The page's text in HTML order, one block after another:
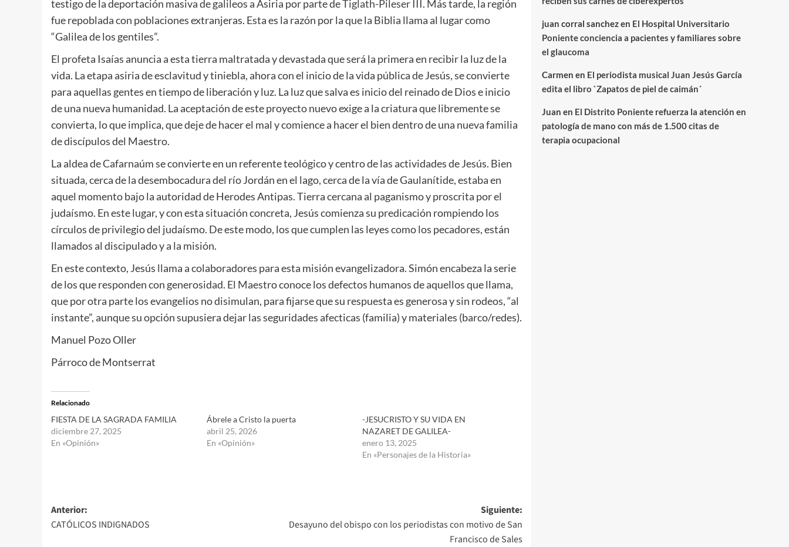
testigo de la deportación masiva de galileos a Asiria por parte deTiglath-Pileser III. Más tarde, la región
fue repoblada con poblaciones extranjeras. Esta es la razón por la que la Biblia llama al lugar como
“Galilea de los gentiles”.
El profeta Isaías anuncia a esta tierra maltratada y devastada que será la primera en recibir la luz de la
vida. La etapa asiria de esclavitud y tiniebla, ahora con el inicio de la vida pública de Jesús, se convierte
para aquellas gentes en tiempo de liberación y luz. La luz que salva es inicio del reinado de Dios e inicio
de una nueva humanidad. La aceptación de este proyecto nuevo exige a la criatura que libremente se
convierta, lo que implica, que deje de hacer el mal y comience a hacer el bien dentro de una nueva familia
de discípulos del Maestro.
La aldea de Cafarnaúm se convierte en un referente teológico y centro de las actividades de Jesús. Bien
situada, cerca de la desembocadura del río Jordán en el lago, cerca de la vía de Gaulanítide, estaba en
aquel momento bajo la autoridad de Herodes Antipas. Tierra cercana al paganismo y proscrita por el
judaísmo. En este lugar, y con esta situación concreta, Jesús comienza su predicación rompiendo los
círculos de privilegio del judaísmo. De este modo, los que cumplen las leyes como los pecadores, están
llamados al discipulado y a la misión.
En este contexto, Jesús llama a colaboradores para esta misión evangelizadora. Simón encabeza la serie
de los que responden con generosidad. El Maestro conoce los defectos humanos de aquellos que llama,
que por otra parte los evangelios no disimulan, para fijarse que su respuesta es generosa y sin rodeos, “al
instante”, aunque su opción supusiera dejar las seguridades afecticas (familia) y materiales (barco/redes).
Manuel Pozo Oller
Párroco de Montserrat
Relacionado
FIESTA DE LA SAGRADA FAMILIA
diciembre 27, 2025
En «Opinión»
Ábrele a Cristo la puerta
abril 25, 2026
En «Opinión»
-JESUCRISTO Y SU VIDA EN
NAZARET DE GALILEA-
enero 13, 2025
En «Personajes de la Historia»
Navegación
de
Anterior:
CATÓLICOS INDIGNADOS
Siguiente:
Desayuno del obispo con los periodistas con motivo de San
Francisco de Sales
juan corral sanchezen El Hospital Universitario
Poniente conciencia a pacientes y familiares sobre
el glaucoma
Carmen en El periodista musical Juan Jesús García
edita el libro `Zapatos de piel de caimán´
Juan en El Distrito Poniente refuerza la atención en
patología de mano con más de 1.500 citas de
terapia ocupacional